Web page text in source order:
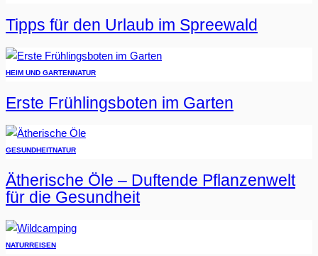
Tipps für den Urlaub im Spreewald
HEIM UND GARTENNATUR
Erste Frühlingsboten im Garten
GESUNDHEITNATUR
Ätherische Öle – Duftende Pflanzenwelt
für die Gesundheit
NATURREISEN